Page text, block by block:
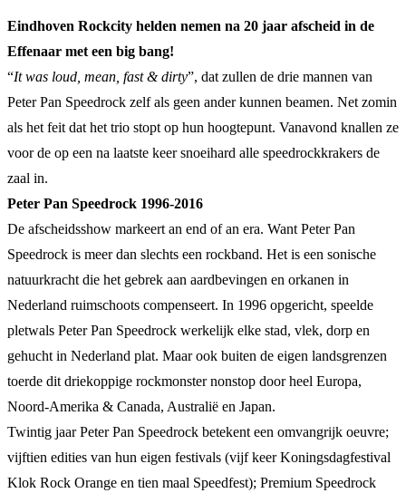
Eindhoven Rockcity helden nemen na 20 jaar afscheid in de
Effenaar met een big bang!
“It was loud, mean, fast & dirty”, dat zullen de drie mannen van
Peter Pan Speedrock zelf als geen ander kunnen beamen. Net zomin
als het feit dat het trio stopt op hun hoogtepunt. Vanavond knallen ze
voor de op een na laatste keer snoeihard alle speedrockkrakers de
zaal in.
Peter Pan Speedrock 1996-2016
De afscheidsshow markeert an end of an era. Want Peter Pan
Speedrock is meer dan slechts een rockband. Het is een sonische
natuurkracht die het gebrek aan aardbevingen en orkanen in
Nederland ruimschoots compenseert. In 1996 opgericht, speelde
pletwals Peter Pan Speedrock werkelijk elke stad, vlek, dorp en
gehucht in Nederland plat. Maar ook buiten de eigen landsgrenzen
toerde dit driekoppige rockmonster nonstop door heel Europa,
Noord-Amerika & Canada, Australië en Japan.
Twintig jaar Peter Pan Speedrock betekent een omvangrijk oeuvre;
vijftien edities van hun eigen festivals (vijf keer Koningsdagfestival
Klok Rock Orange en tien maal Speedfest); Premium Speedrock